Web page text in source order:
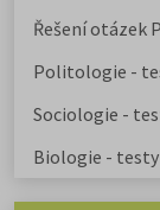
Řešení otázek
Politologie -
Sociologie -
Biologie - testy